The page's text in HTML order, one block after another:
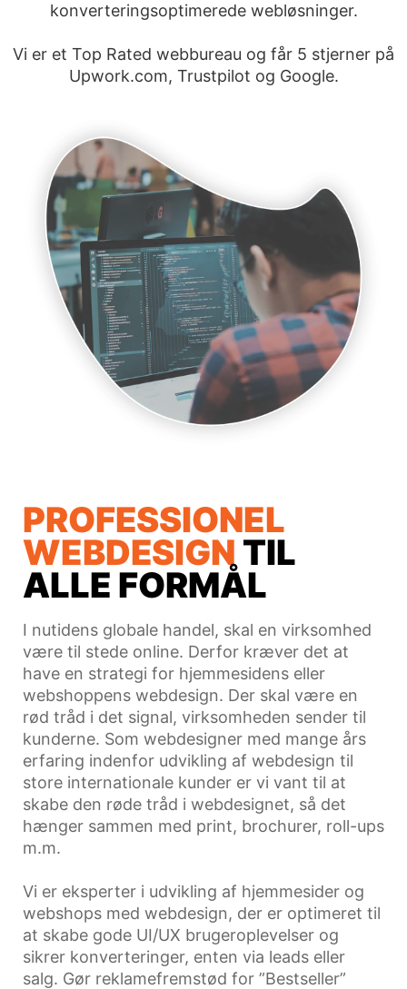
konverteringsoptimerede webløsninger.
Vi er et Top Rated webbureau og får 5 stjerner på
Upwork.com, Trustpilot og Google.
PROFESSIONEL
WEBDESIGN TIL
ALLE FORMÅL
I nutidens globale handel, skal en virksomhed
være til stede online. Derfor kræver det at
have en strategi for hjemmesidens eller
webshoppens webdesign. Der skal være en
rød tråd i det signal, virksomheden sender til
kunderne. Som webdesigner med mange års
erfaring indenfor udvikling af webdesign til
store internationale kunder er vi vant til at
skabe den røde tråd i webdesignet, så det
hænger sammen med print, brochurer, roll-ups
m.m.
Vi er eksperter i udvikling af hjemmesider og
webshops med webdesign, der er optimeret til
at skabe gode UI/UX brugeroplevelser og
sikrer konverteringer, enten via leads eller
salg. Gør reklamefremstød for ”Bestseller”